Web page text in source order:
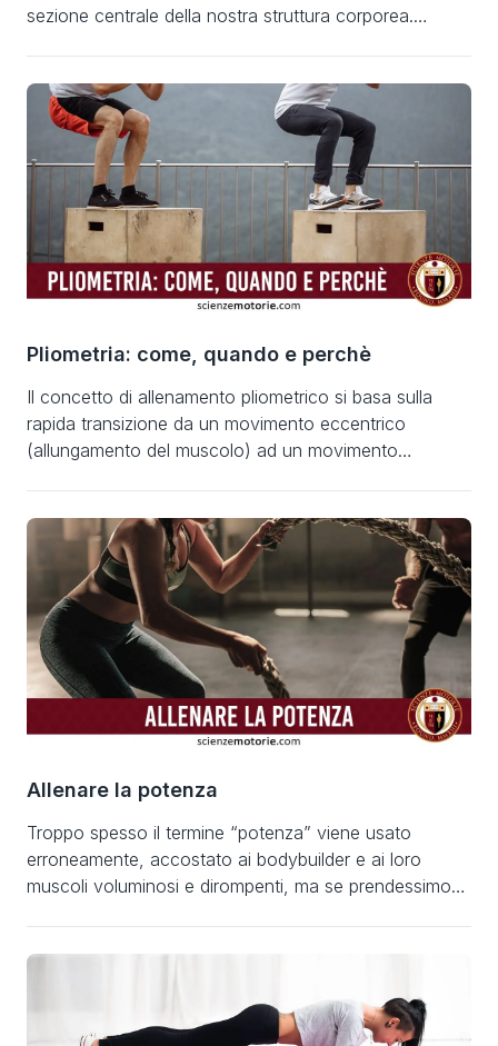
sezione centrale della nostra struttura corporea.
del core sono sì il retto addominale, ma a partire dal
piano frontale anteriore sono […]
Pliometria: come, quando e perchè
Il concetto di allenamento pliometrico si basa sulla
rapida transizione da un movimento eccentrico
(allungamento del muscolo) ad un movimento
mondo della potenza, la quale come abbiamo già
precedentemente visto è il prodotto di forza per
velocità; e così anche la pliometria risponde a […]
Allenare la potenza
Troppo spesso il termine “potenza” viene usato
erroneamente, accostato ai bodybuilder e ai loro
muscoli voluminosi e dirompenti, ma se prendessimo
renderemmo conto di come in realtà sia un’equazione.
Potenza= forza x velocità Una delle parole più usate